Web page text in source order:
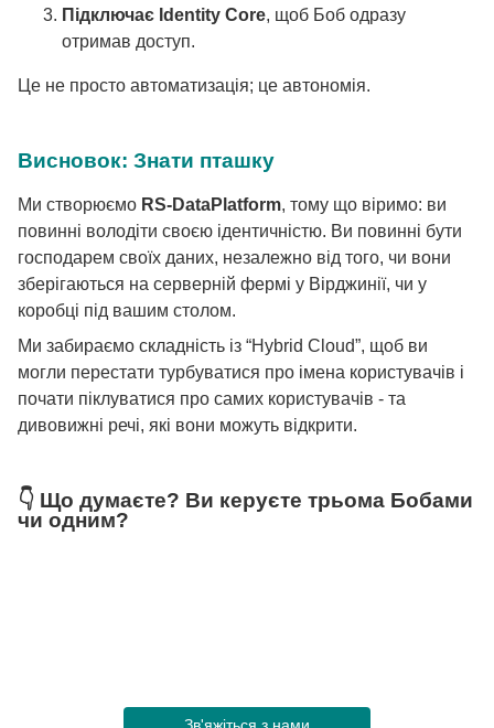
Підключає Identity Core, щоб Боб одразу
отримав доступ.
Це не просто автоматизація; це автономія.
Висновок: Знати пташку
Ми створюємо RS-DataPlatform, тому що віримо: ви
повинні володіти своєю ідентичністю. Ви повинні бути
господарем своїх даних, незалежно від того, чи вони
зберігаються на серверній фермі у Вірджинії, чи у
коробці під вашим столом.
Ми забираємо складність із “Hybrid Cloud”, щоб ви
могли перестати турбуватися про імена користувачів і
почати піклуватися про самих користувачів - та
дивовижні речі, які вони можуть відкрити.
👇 Що думаєте? Ви керуєте трьома Бобами
чи одним?
Зв'яжіться з нами